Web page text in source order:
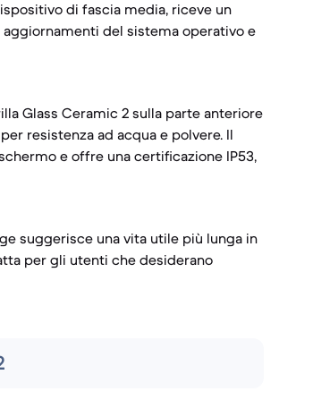
di fascia media, riceve un
del sistema operativo e
Glass Ceramic 2 sulla parte anteriore
resistenza ad acqua e polvere. Il
e offre una certificazione IP53,
suggerisce una vita utile più lunga in
per gli utenti che desiderano